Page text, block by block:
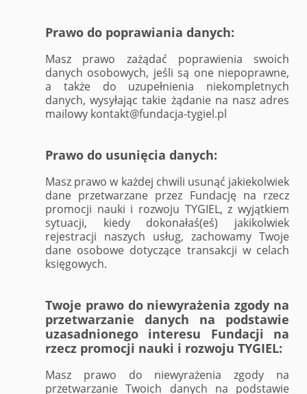
Prawo do poprawiania danych:
Masz prawo zażądać poprawienia swoich
danych osobowych, jeśli są one niepoprawne,
a także do uzupełnienia niekompletnych
danych, wysyłając takie żądanie na nasz adres
mailowy kontakt@fundacja-tygiel.pl
Prawo do usunięcia danych:
Masz prawo w każdej chwili usunąć jakiekolwiek
dane przetwarzane przez Fundację na rzecz
promocji nauki i rozwoju TYGIEL, z wyjątkiem
sytuacji, kiedy dokonałaś(eś) jakikolwiek
rejestracji naszych usług, zachowamy Twoje
dane osobowe dotyczące transakcji w celach
księgowych.
Twoje prawo do niewyrażenia zgody na
przetwarzanie danych na podstawie
uzasadnionego interesu Fundacji na
rzecz promocji nauki i rozwoju TYGIEL:
Masz prawo do niewyrażenia zgody na
przetwarzanie Twoich danych na podstawie